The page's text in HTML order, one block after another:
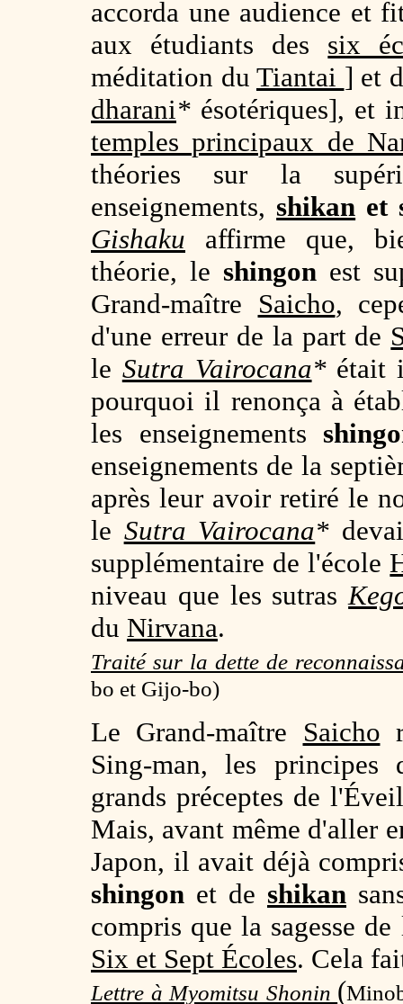
accorda une audience et
aux étudiants des six
méditation du Tiantai ] et
dharani* ésotériques], et
temples principaux de
théories sur la
enseignements, shikan et
Gishaku affirme que,
théorie, le shingon est
Grand-maître Saicho,
d'une erreur de la part de
le Sutra Vairocana*était
pourquoi il renonça à
les enseignements
enseignements de la
après leur avoir retiré le
le Sutra Vairocana*
supplémentaire de l'école
niveau que les sutras
du Nirvana.
Traité sur la dette de
bo et Gijo-bo)
Le Grand-maître Saicho
Sing-man, les
grands préceptes de l'Éveil
Mais, avant même d'aller
Japon, il avait déjà
shingon et de shikan
compris que la sagesse
Six et Sept Écoles. Cela
Lettre à Myomitsu Shonin (